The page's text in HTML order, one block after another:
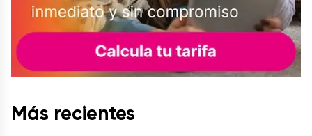
Más recientes